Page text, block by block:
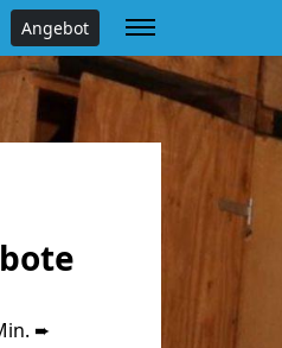
Angebot
➨